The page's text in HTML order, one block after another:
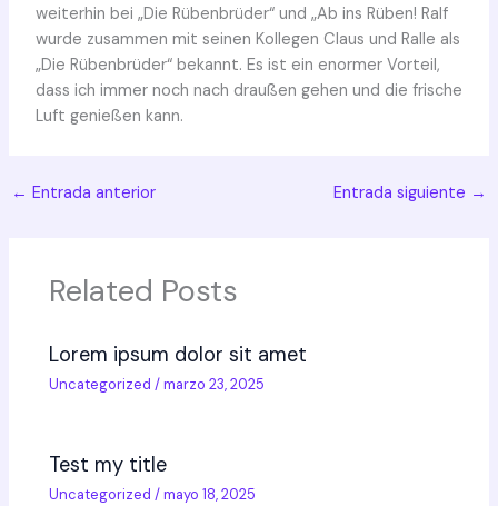
weiterhin bei „Die Rübenbrüder“ und „Ab ins Rüben! Ralf
wurde zusammen mit seinen Kollegen Claus und Ralle als
„Die Rübenbrüder“ bekannt. Es ist ein enormer Vorteil,
dass ich immer noch nach draußen gehen und die frische
Luft genießen kann.
← Entrada anterior Entrada siguiente →
Related Posts
Lorem ipsum dolor sit amet
Uncategorized /marzo 23, 2025
Test my title
Uncategorized /mayo 18, 2025